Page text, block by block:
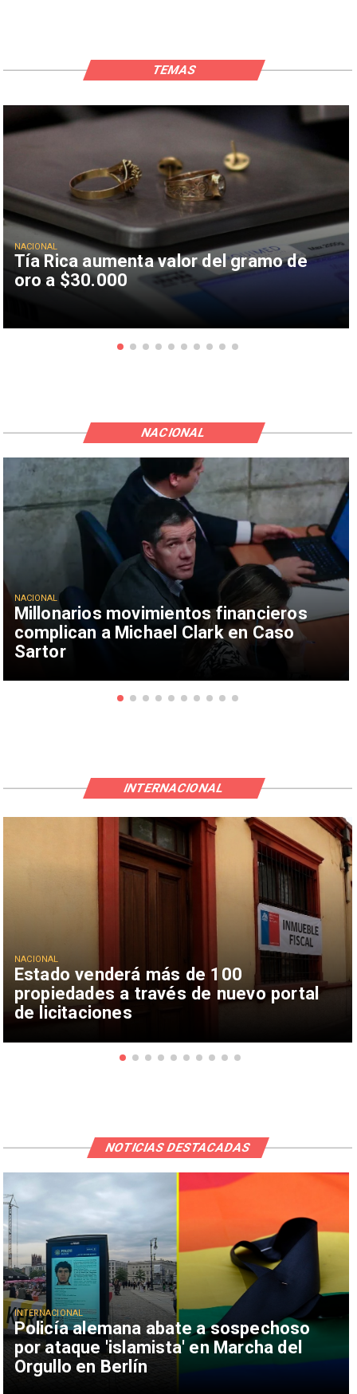
Tía Rica aumenta valor del gramo de
oro a $30.000
NACIONAL
TEMAS
Millonarios movimientos financieros
complican a Michael Clark en Caso
Sartor
NACIONAL
NACIONAL
Estado venderá más de 100
propiedades a través de nuevo portal
de licitaciones
NACIONAL
INTERNACIONAL
Policía alemana abate a sospechoso
por ataque 'islamista' en Marcha del
Orgullo en Berlín
INTERNACIONAL
NOTICIAS DESTACADAS